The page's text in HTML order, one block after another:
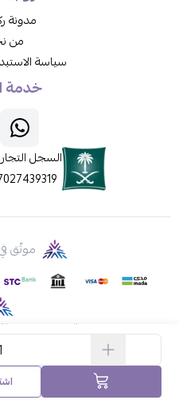
مدونة
من
سياسة
خدمة
السجل
موثّق
الحقوق محفوظة |